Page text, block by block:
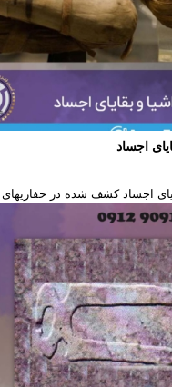
اجساد
اجساد کشف شده در